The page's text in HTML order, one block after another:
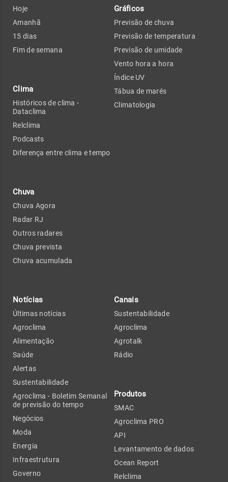
Hoje
Amanhã
15 dias
Fim de semana
Clima
Históricos de clima -
Dataclima
Relclima
Podcasts
Diferença entre clima e tempo
Chuva
Chuva Agora
Radar RJ
Outros radares
Chuva prevista
Chuva acumulada
Gráficos
Previsão de chuva
Previsão de temperatura
Previsão de umidade
Vento hora a hora
Índice UV
Tábua de marés
Climatologia
Notícias
Últimas notícias
Agroclima
Alimentação
Saúde
Alertas
Sustentabilidade
Agroclima - Boletim Semanal
de previsão do tempo
Negócios
Moda
Energia
Infraestrutura
Governo
Canais
Sustentabilidade
Agroclima
Agrotalk
Rádio
Produtos
SMAC
Agroclima PRO
API
Levantamento de dados
Ocean Report
Relclima